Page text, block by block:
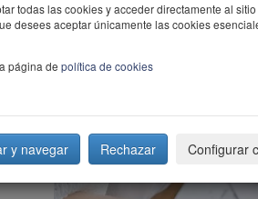
todas las cookies y acceder directamente al
desees aceptar únicamente las cookies
página de política de cookies
y navegar Rechazar Configurar